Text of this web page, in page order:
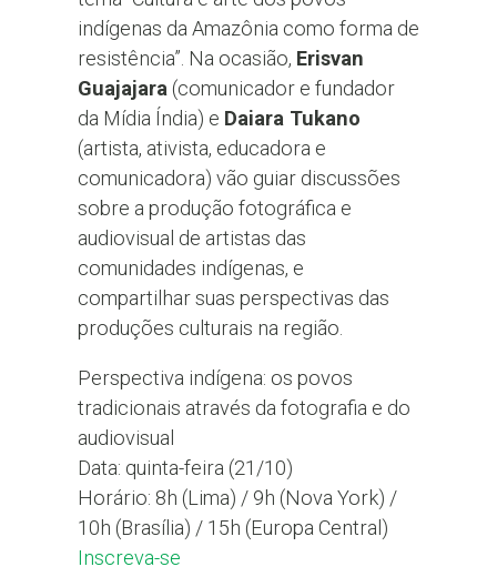
indígenas da Amazônia como forma de
resistência”. Na ocasião, Erisvan
Guajajara (comunicador e fundador
da Mídia Índia) e Daiara Tukano
(artista, ativista, educadora e
comunicadora) vão guiar discussões
sobre a produção fotográfica e
audiovisual de artistas das
comunidades indígenas, e
compartilhar suas perspectivas das
produções culturais na região.
Perspectiva indígena: os povos
tradicionais através da fotografia e do
audiovisual
Data: quinta-feira (21/10)
Horário: 8h (Lima) / 9h (Nova York) /
10h (Brasília) / 15h (Europa Central)
Inscreva-se